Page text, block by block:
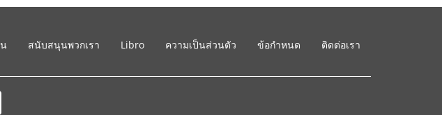
สนับสนุนพวกเรา Libro ความเป็นส่วนตัว ข้อกำหนด ติดต่อเรา